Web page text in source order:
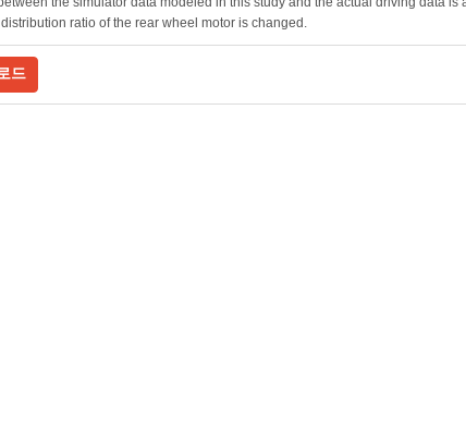
ratio of the rear wheel motor is changed.
드